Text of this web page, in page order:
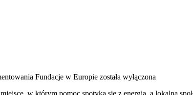
Fundacje w Europie została wyłączona
w którym pomoc spotyka się z energią, a lokalna